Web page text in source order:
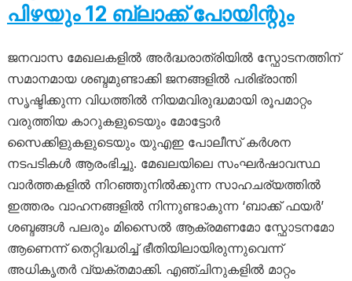
പിഴയും 12 ബ്ലാക്ക് പോയിന്റും
ജനവാസ മേഖലകളിൽ അർദ്ധരാത്രിയിൽ സ്ഫോടനത്തിന്
സമാനമായ ശബ്ദമുണ്ടാക്കി ജനങ്ങളിൽ പരിഭ്രാന്തി
സൃഷ്ടിക്കുന്ന വിധത്തിൽ നിയമവിരുദ്ധമായി രൂപമാറ്റം
വരുത്തിയ കാറുകളുടെയും മോട്ടോർ
സൈക്കിളുകളുടെയും യുഎഇ പോലീസ് കർശന
നടപടികൾ ആരംഭിച്ചു. മേഖലയിലെ സംഘർഷാവസ്ഥ
വാർത്തകളിൽ നിറഞ്ഞുനിൽക്കുന്ന സാഹചര്യത്തിൽ
ഇത്തരം വാഹനങ്ങളിൽ നിന്നുണ്ടാകുന്ന ‘ബാക്ക് ഫയർ’
ശബ്ദങ്ങൾ പലരും മിസൈൽ ആക്രമണമോ സ്ഫോടനമോ
ആണെന്ന് തെറ്റിദ്ധരിച്ച് ഭീതിയിലായിരുന്നുവെന്ന്
അധികൃതർ വ്യക്തമാക്കി. എഞ്ചിനുകളിൽ മാറ്റം